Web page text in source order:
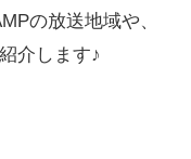
の放送地域や、
介します♪